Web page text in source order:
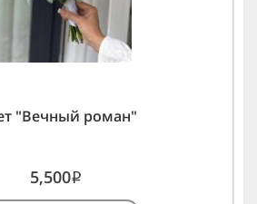
"Вечный роман"
5,500i